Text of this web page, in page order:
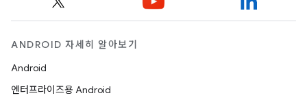
ANDROID 자세히 알아보기
Android
엔터프라이즈용 Android